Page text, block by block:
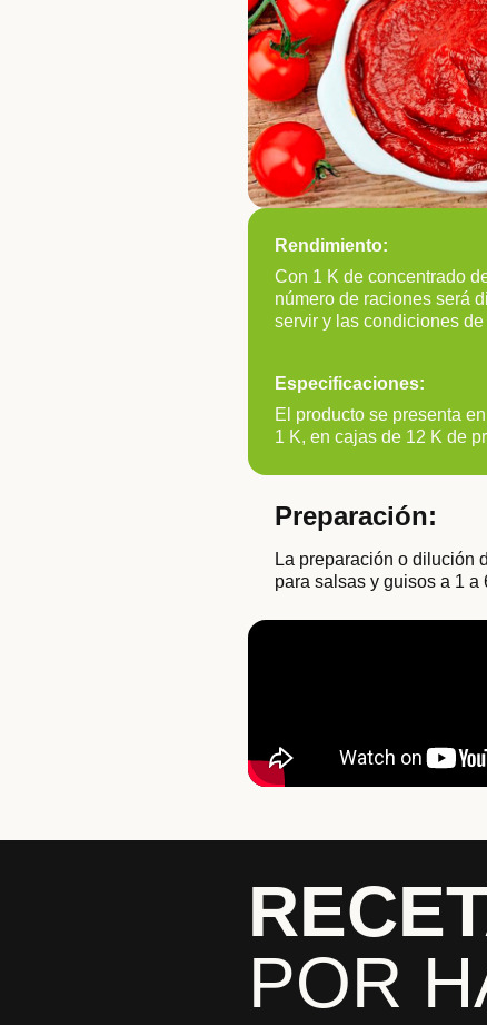
Rendimiento:
Con 1 K de concentrado
número de raciones será
servir y las condiciones
Especificaciones:
El producto se presenta
1 K, en cajas de 12 K de
Preparación:
La preparación o dilución
para salsas y guisos a 1 a
POR